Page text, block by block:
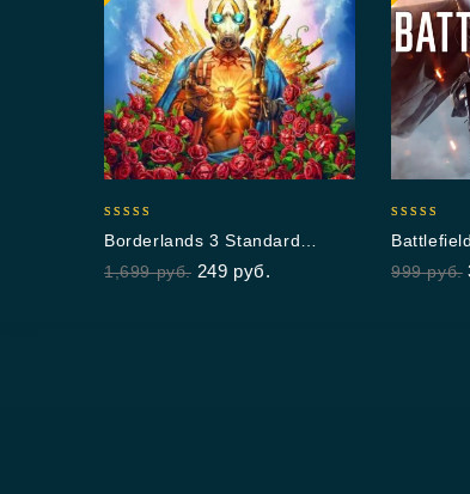
out of 5
Borderlands 3 Standard
Edition
1,699руб. 249 руб.
out of 5
999руб.